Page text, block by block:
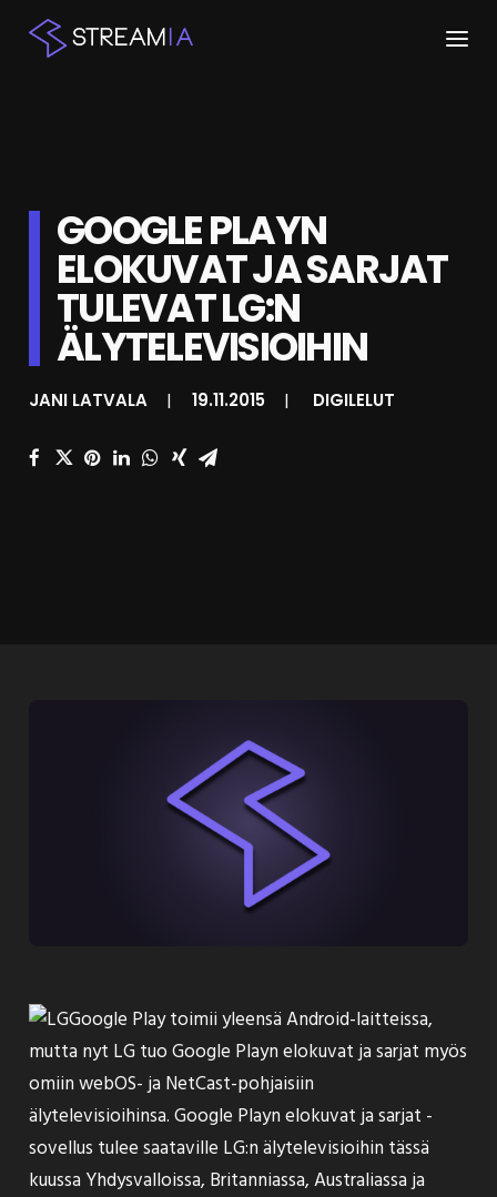
STREAMIT
KESKUSTELU
SHOP
HAKU
GOOGLE PLAYN
ELOKUVAT JA SARJAT
TULEVAT LG:N
ÄLYTELEVISIOIHIN
JANI LATVALA | 19.11.2015 | DIGILELUT
Google Play toimii yleensä Android-laitteissa,
mutta nyt LG tuo Google Playn elokuvat ja sarjat myös
omiin webOS- ja NetCast-pohjaisiin
älytelevisioihinsa. Google Playn elokuvat ja sarjat -
sovellus tulee saataville LG:n älytelevisioihin tässä
kuussa Yhdysvalloissa, Britanniassa, Australiassa ja